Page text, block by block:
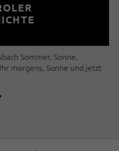
Sommer, Sonne,
morgens, Sonne und jetzt